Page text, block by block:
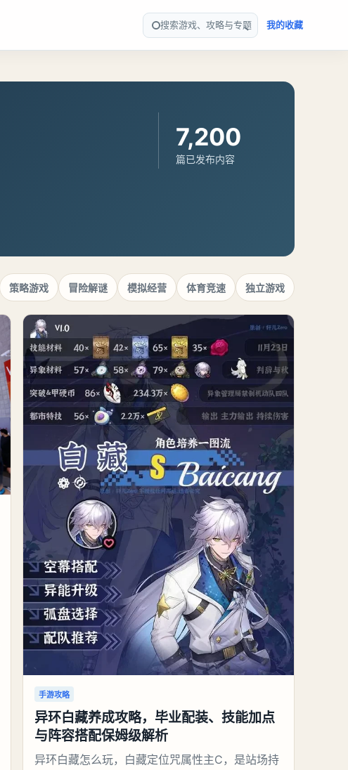
搜索游戏、攻略与专题 我的收藏
7,200
篇已发布内容
策略游戏 冒险解谜 模拟经营 体育竞速 独立游戏
手游攻略
异环白藏养成攻略，毕业配装、技能加点
与阵容搭配保姆级解析
异环白藏怎么玩，白藏定位咒属性主C，是站场持